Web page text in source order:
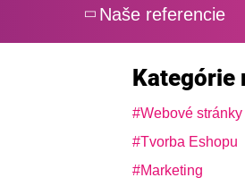
Naše referencie
Kategórie
Webové stránky
Tvorba Eshopu
Marketing